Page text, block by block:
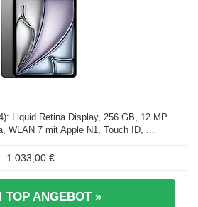
Liquid Retina Display, 256 GB, 12 MP
WLAN 7 mit Apple N1, Touch ID, ...
1.033,00 €
TOP ANGEBOT »